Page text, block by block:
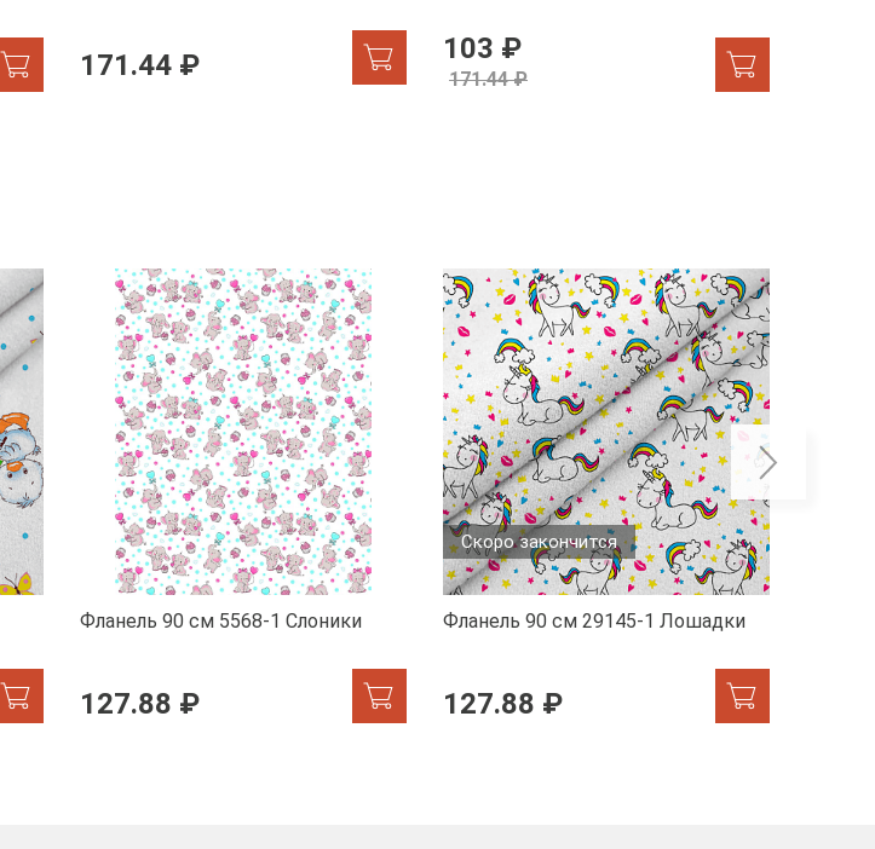
171.44 ₽ 103 ₽
171.44 ₽
Фланель 90 см 5568-1 Слоники
127.88 ₽
Скоро закончится
Фланель 90 см 29145-1 Лошадки
127.88 ₽